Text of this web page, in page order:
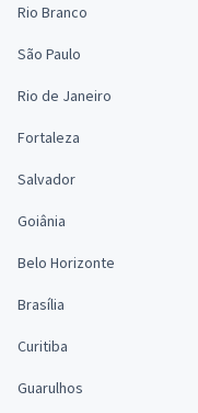
Rio Branco
São Paulo
Rio de Janeiro
Fortaleza
Salvador
Goiânia
Belo Horizonte
Brasília
Curitiba
Guarulhos